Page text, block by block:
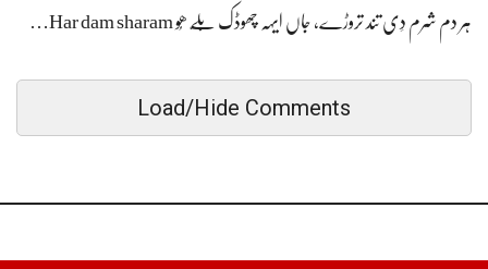
ہر دم شرم دِی تند تروڑے، جاں ایہہ چھوڈک بَلّے ھُو Har dam sharam…
Load/Hide Comments